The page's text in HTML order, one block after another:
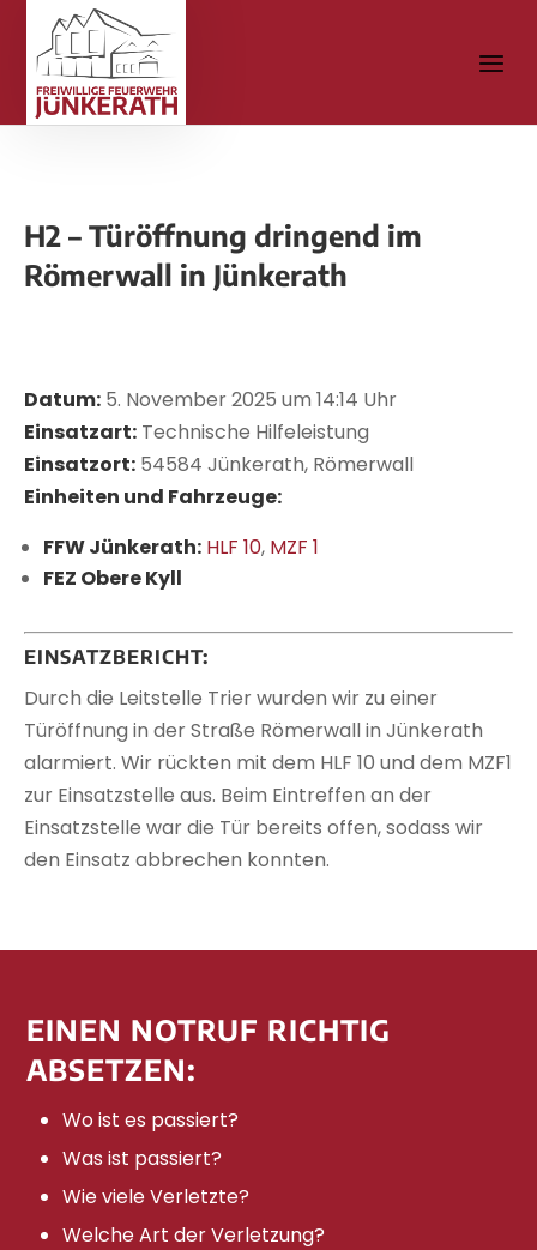
H2 – Türöffnung dringend im
Römerwall in Jünkerath
Datum: 5. November 2025 um 14:14 Uhr
Einsatzart: Technische Hilfeleistung
Einsatzort: 54584 Jünkerath, Römerwall
Einheiten und Fahrzeuge:
FFW Jünkerath: HLF 10, MZF 1
FEZ Obere Kyll
EINSATZBERICHT:
Durch die Leitstelle Trier wurden wir zu einer
Türöffnung in der Straße Römerwall in Jünkerath
alarmiert. Wir rückten mit dem HLF 10 und dem MZF1
zur Einsatzstelle aus. Beim Eintreffen an der
Einsatzstelle war die Tür bereits offen, sodass wir
den Einsatz abbrechen konnten.
EINEN NOTRUF RICHTIG
ABSETZEN:
Wo ist es passiert?
Was ist passiert?
Wie viele Verletzte?
Welche Art der Verletzung?